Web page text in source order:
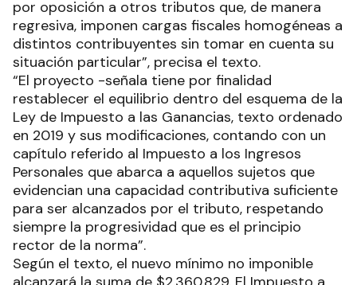
por oposición a otros tributos que, de manera
regresiva, imponen cargas fiscales homogéneas a
distintos contribuyentes sin tomar en cuenta su
situación particular”, precisa el texto.
“El proyecto -señala tiene por finalidad
restablecer el equilibrio dentro del esquema de la
Ley de Impuesto a las Ganancias, texto ordenado
en 2019 y sus modificaciones, contando con un
capítulo referido al Impuesto a los Ingresos
Personales que abarca a aquellos sujetos que
evidencian una capacidad contributiva suficiente
para ser alcanzados por el tributo, respetando
siempre la progresividad que es el principio
rector de la norma”.
Según el texto, el nuevo mínimo no imponible